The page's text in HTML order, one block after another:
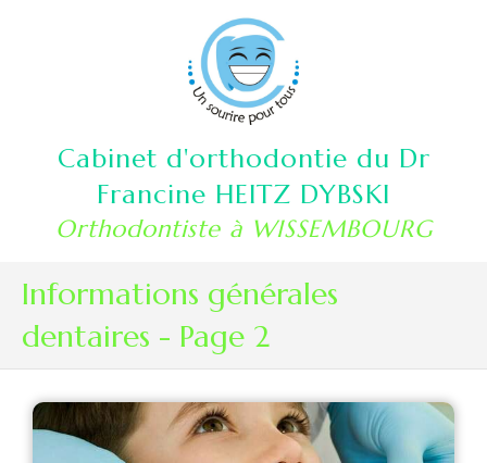
Cabinet d'orthodontie du Dr
Francine HEITZ DYBSKI
Orthodontiste à WISSEMBOURG
Informations générales
dentaires - Page 2